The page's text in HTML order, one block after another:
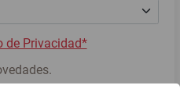
de Privacidad*